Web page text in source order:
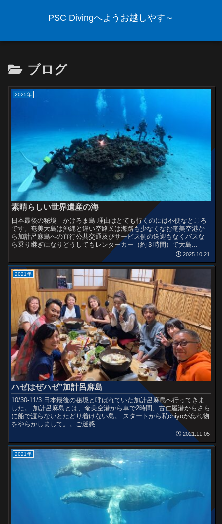
PSC Divingへようお越しやす～
ブログ
2025年
素晴らしい世界遺産の海
日本最後の秘境 かけろま島 理由はとても行くのには不便なところ
です。奄美大島は沖縄と違い空路又は海路も少なくなお奄美空港か
ら加計呂麻島への直行公共交通及びサービス側の送迎もなくバスな
ら乗り継ぎになりどうしてもレンターカー（約３時間）で大島...
2025.10.21
2021年
ハゼはぜハゼ”加計呂麻島
10/30-11/3 日本最後の秘境と呼ばれていた加計呂麻島へ行ってきま
した。 加計呂麻島とは、奄美空港から車で2時間、古仁屋港からさら
に船で渡らないとたどり着けない島。 スタートから私chiyoが忘れ物
をやらかしまして。。ご迷惑...
2021.11.05
2021年